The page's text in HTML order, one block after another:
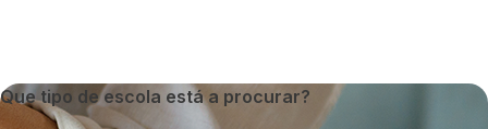
Que tipo de escola está a procurar?